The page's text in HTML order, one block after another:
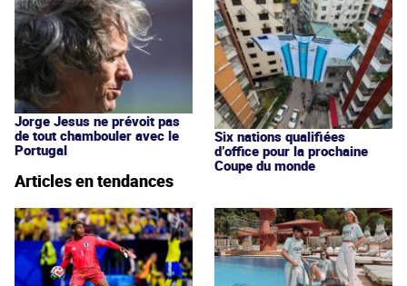
Jorge Jesus ne prévoit pas
de tout chambouler avec le
Portugal
Six nations qualifiées
d’office pour la prochaine
Coupe du monde
Articles en tendances